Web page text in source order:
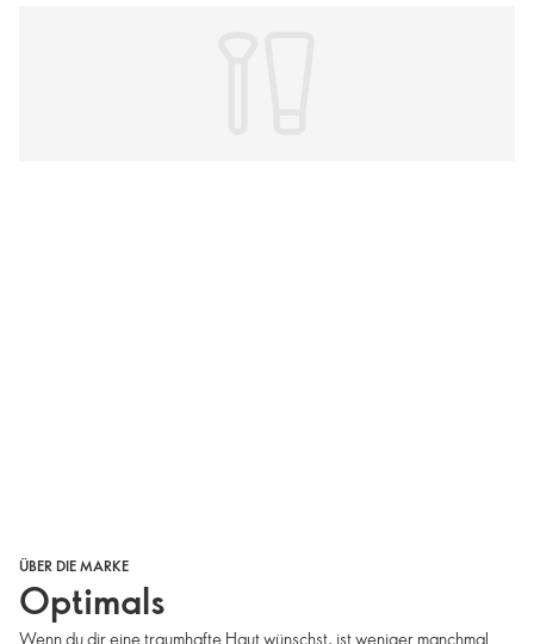
ÜBER DIE MARKE
Optimals
Wenn du dir eine traumhafte Haut wünschst, ist weniger manchmal